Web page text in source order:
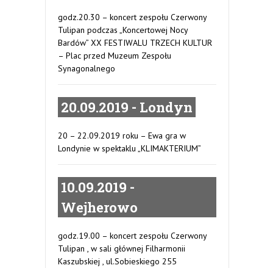
godz.20.30 – koncert zespołu Czerwony
Tulipan podczas „Koncertowej Nocy
Bardów” XX FESTIWALU TRZECH KULTUR
– Plac przed Muzeum Zespołu
Synagonalnego
20.09.2019 - Londyn
20 – 22.09.2019 roku – Ewa gra w
Londynie w spektaklu „KLIMAKTERIUM”
10.09.2019 -
Wejherowo
godz.19.00 – koncert zespołu Czerwony
Tulipan , w sali głównej Filharmonii
Kaszubskiej , ul.Sobieskiego 255